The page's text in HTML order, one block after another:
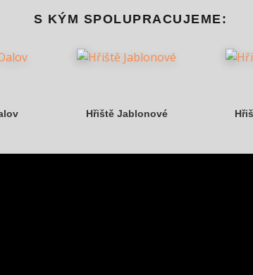
S KÝM SPOLUPRACUJEME:
Hřiště Jablonové